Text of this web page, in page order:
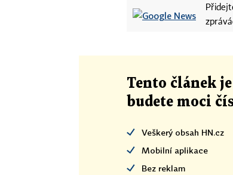
Tento článek je
budete moci
Veškerý obsah HN.cz
Mobilní aplikace
Bez reklam